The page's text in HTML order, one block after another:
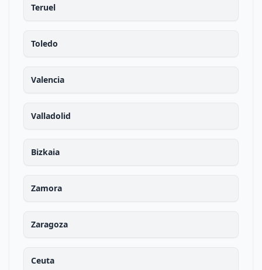
Teruel
Toledo
Valencia
Valladolid
Bizkaia
Zamora
Zaragoza
Ceuta